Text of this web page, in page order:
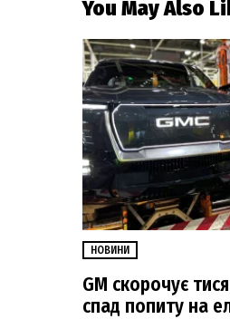
You May Also
НОВИНИ
GM скорочує
спад попиту на